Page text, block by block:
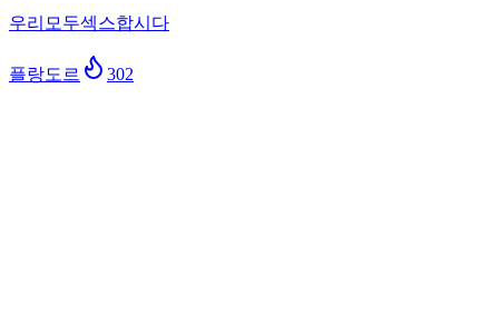
우리모두섹스합시다
플랑도르 302